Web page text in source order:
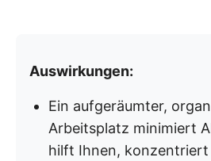
Auswirkungen:
Ein aufgeräumter,
Arbeitsplatz minimiert
hilft Ihnen, konzentriert